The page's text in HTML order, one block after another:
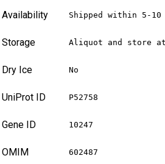
Availability Shipped within 5-10
Storage Aliquot and store
Dry Ice No
UniProt ID P52758
Gene ID 10247
OMIM 602487